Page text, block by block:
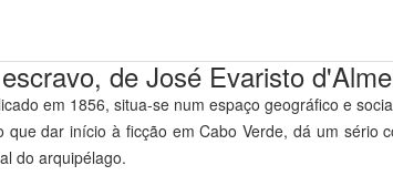
de José Evaristo
em 1856, situa-se num espaço geográfico e
dar início à ficção em Cabo Verde, dá um sério
do arquipélago.